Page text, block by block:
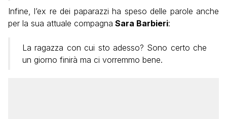
Infine, l’ex re dei paparazzi ha speso delle parole anche
per la sua attuale compagna Sara Barbieri:
La ragazza con cui sto adesso? Sono certo che
un giorno finirà ma ci vorremmo bene.